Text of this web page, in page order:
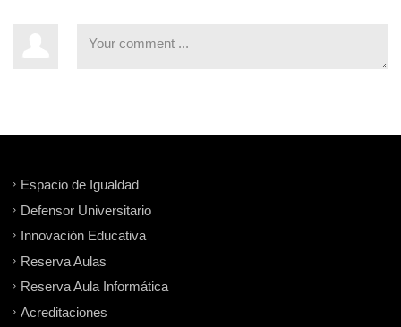
Espacio de Igualdad
Defensor Universitario
Innovación Educativa
Reserva Aulas
Reserva Aula Informática
Acreditaciones